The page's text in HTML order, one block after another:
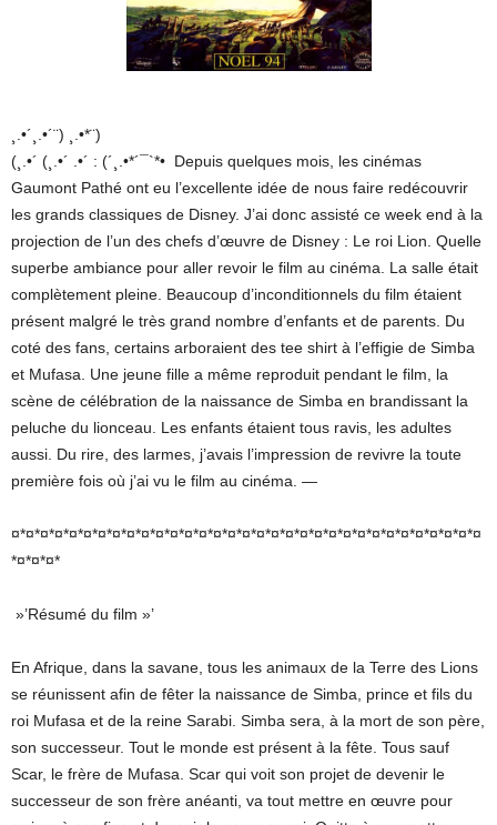
¸.•´¸.•´¨) ¸.•*¨)
(¸.•´ (¸.•´ .•´ : (´¸.•*´¯`*• Depuis quelques mois, les cinémas
Gaumont Pathé ont eu l’excellente idée de nous faire redécouvrir
les grands classiques de Disney. J’ai donc assisté ce week end à la
projection de l’un des chefs d’œuvre de Disney : Le roi Lion. Quelle
superbe ambiance pour aller revoir le film au cinéma. La salle était
complètement pleine. Beaucoup d’inconditionnels du film étaient
présent malgré le très grand nombre d’enfants et de parents. Du
coté des fans, certains arboraient des tee shirt à l’effigie de Simba
et Mufasa. Une jeune fille a même reproduit pendant le film, la
scène de célébration de la naissance de Simba en brandissant la
peluche du lionceau. Les enfants étaient tous ravis, les adultes
aussi. Du rire, des larmes, j’avais l’impression de revivre la toute
première fois où j’ai vu le film au cinéma. —
¤*¤*¤*¤*¤*¤*¤*¤*¤*¤*¤*¤*¤*¤*¤*¤*¤*¤*¤*¤*¤*¤*¤*¤*¤*¤*¤*¤*¤*¤*¤*¤*¤
*¤*¤*¤*
»’Résumé du film »’
En Afrique, dans la savane, tous les animaux de la Terre des Lions
se réunissent afin de fêter la naissance de Simba, prince et fils du
roi Mufasa et de la reine Sarabi. Simba sera, à la mort de son père,
son successeur. Tout le monde est présent à la fête. Tous sauf
Scar, le frère de Mufasa. Scar qui voit son projet de devenir le
successeur de son frère anéanti, va tout mettre en œuvre pour